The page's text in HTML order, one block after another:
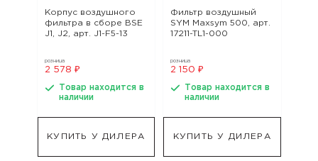
Корпус воздушного
фильтра в сборе BSE
J1, J2, арт. J1-F5-13
розница
2 578 ₽
Товар находится в
наличии
КУПИТЬ У ДИЛЕРА
Фильтр воздушный
SYM Maxsym 500, арт.
17211-TL1-000
розница
2 150 ₽
Товар находится в
наличии
КУПИТЬ У ДИЛЕРА